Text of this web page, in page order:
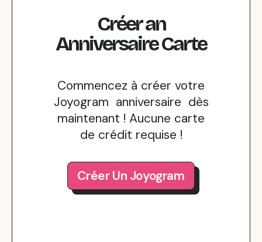
Créeran
AnniversaireCarte
Commencez à créer votre
Joyogram anniversaire dès
maintenant ! Aucune carte
de crédit requise !
Créer Un Joyogram